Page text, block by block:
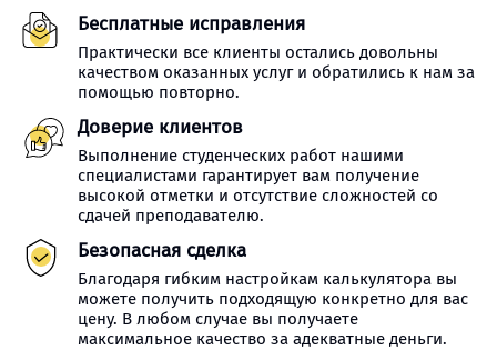
Бесплатные исправления
Практически все клиенты остались довольны
качеством оказанных услуг и обратились к нам за
помощью повторно.
Доверие клиентов
Выполнение студенческих работ нашими
специалистами гарантирует вам получение
высокой отметки и отсутствие сложностей со
сдачей преподавателю.
Безопасная сделка
Благодаря гибким настройкам калькулятора вы
можете получить подходящую конкретно для вас
цену. В любом случае вы получаете
максимальное качество за адекватные деньги.